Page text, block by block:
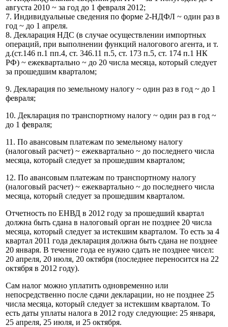
августа 2010 ~ за год до 1 февраля 2012;
7. Индивидуальные сведения по форме 2-НДФЛ ~ один раз в
год ~ до 1 апреля.
8. Декларация НДС (в случае осуществлении импортных
операций, при выполнении функций налогового агента, и т.
д.(ст.146 п.1 пп.4, ст. 346.11 п.5, ст. 173 п.5, ст. 174 п.1 НК
РФ) ~ ежеквартально ~ до 20 числа месяца, который следует
за прошедшим кварталом;
9. Декларация по земельному налогу ~ один раз в год ~ до 1
февраля;
10. Декларация по транспортному налогу ~ один раз в год ~
до 1 февраля;
11. По авансовым платежам по земельному налогу
(налоговый расчет) ~ ежеквартально ~ до последнего числа
месяца, который следует за прошедшим кварталом;
12. По авансовым платежам по транспортному налогу
(налоговый расчет) ~ ежеквартально ~ до последнего числа
месяца, который следует за прошедшим кварталом.
Отчетность по ЕНВД в 2012 году за прошедший квартал
должна быть сдана в налоговый орган не позднее 20 числа
месяца, который следует за истекшим кварталом. То есть за 4
квартал 2011 года декларация должна быть сдана не позднее
20 января. В течение года ее нужно сдать не позднее чисел:
20 апреля, 20 июля, 20 октября (последнее переносится на 22
октября в 2012 году).
Сам налог можно уплатить одновременно или
непосредственно после сдачи декларации, но не позднее 25
числа месяца, который следует за истекшим кварталом. То
есть даты уплаты налога в 2012 году следующие: 25 января,
25 апреля, 25 июля, и 25 октября.